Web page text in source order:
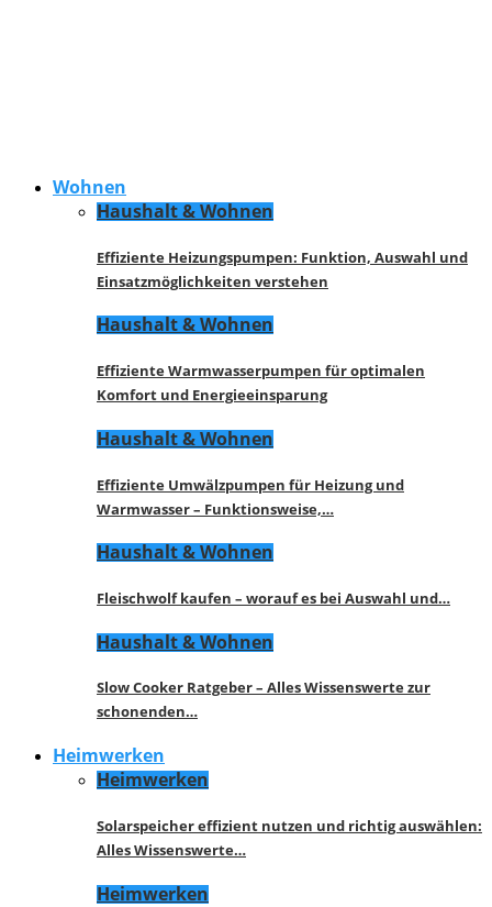
Wohnen
Haushalt & Wohnen
Effiziente Heizungspumpen: Funktion, Auswahl und
Einsatzmöglichkeiten verstehen
Haushalt & Wohnen
Effiziente Warmwasserpumpen für optimalen
Komfort und Energieeinsparung
Haushalt & Wohnen
Effiziente Umwälzpumpen für Heizung und
Warmwasser – Funktionsweise,…
Haushalt & Wohnen
Fleischwolf kaufen – worauf es bei Auswahl und…
Haushalt & Wohnen
Slow Cooker Ratgeber – Alles Wissenswerte zur
schonenden…
Heimwerken
Heimwerken
Solarspeicher effizient nutzen und richtig auswählen:
Alles Wissenswerte…
Heimwerken